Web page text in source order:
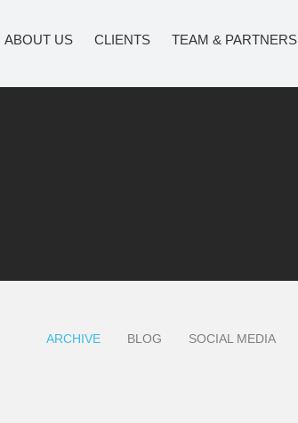
ABOUT US CLIENTS TEAM & PARTNERS
ARCHIVE BLOG SOCIAL MEDIA